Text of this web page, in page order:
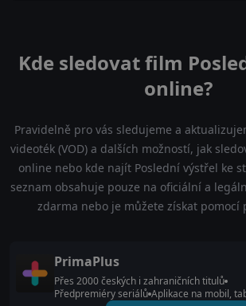
Kde sledovat film
online?
Pravidelně pro vás sledujeme a
videoték (VOD) a dalších možností, jak
online nebo kde najít Poslední výstřel ke
seznam obsahuje pouze na oficiální a
zdarma nebo je můžete získat pomocí
PrimaPlus
Přes 2000 českých i zahraničních titulů
Předpremiéry seriálů Aplikace na mobil,